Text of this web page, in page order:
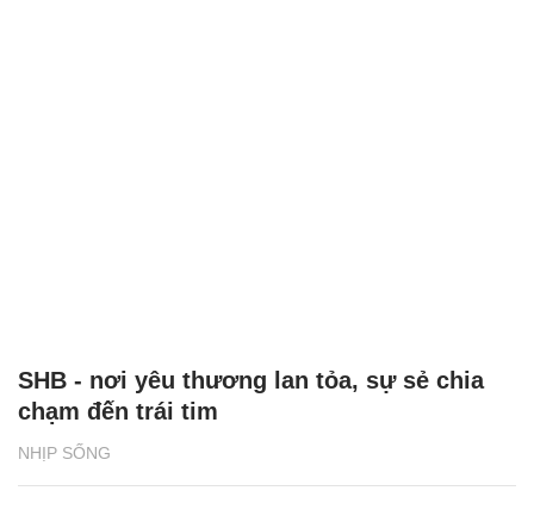
NHỊP SỐNG
SHB - nơi yêu thương lan tỏa, sự sẻ chia
chạm đến trái tim